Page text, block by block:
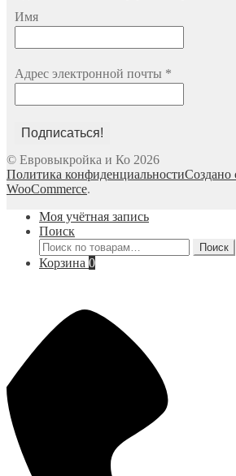
Имя
Адрес электронной почты *
© Евровыкройка и Ко 2026
Политика конфиденциальности
WooCommerce.
Моя учётная запись
Поиск
Искать:
Поиск
Корзина 0